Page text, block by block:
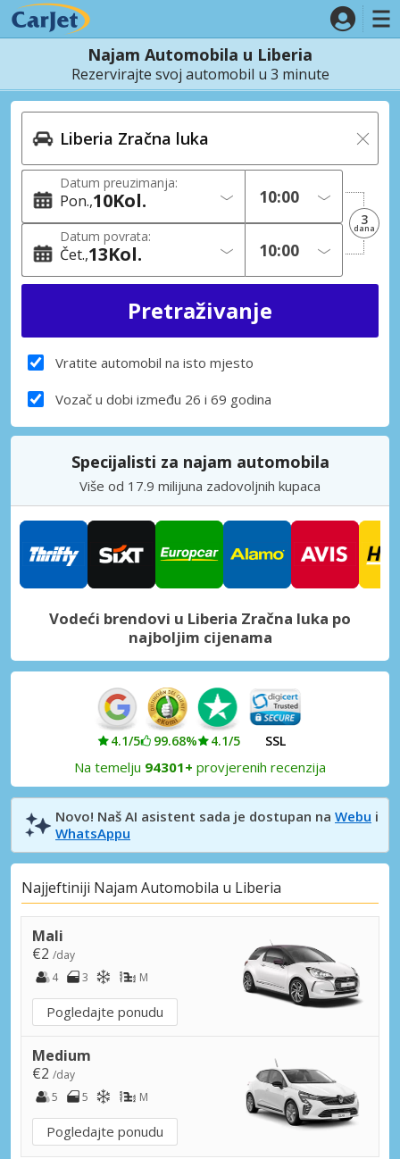
Najam Automobila u Liberia
Rezervirajte svoj automobil u 3 minute
Datum preuzimanja:
Pon. 10Kol.
Datum povrata:
Čet. 13Kol.
3
dana
Vratite automobil na isto mjesto
Vozač u dobi između 26 i 69 godina
Specijalisti za najam automobila
Više od 17.9 milijuna zadovoljnih kupaca
Vodeći brendovi u Liberia Zračna luka po
najboljim cijenama
4.1/5 99.68% 4.1/5 SSL
Na temelju 94301+ provjerenih recenzija
Novo! Naš AI asistent sada je dostupan na Webu i
WhatsAppu
Najjeftiniji Najam Automobila u Liberia
Mali
€2 /day
4
3 M
Pogledajte ponudu
Medium
€2 /day
5
5 M
Pogledajte ponudu